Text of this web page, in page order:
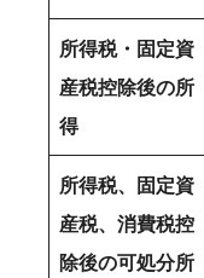
所得税・固定資
産税控除後の所
得
所得税、固定資
産税、消費税控
除後の可処分所